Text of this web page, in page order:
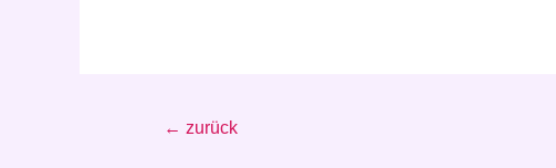
Beitragsnavigation
← zurück